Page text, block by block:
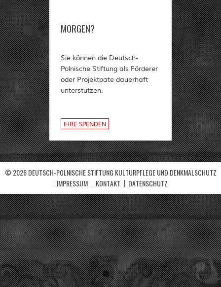
© 2026 DEUTSCH-POLNISCHE STIFTUNG KULTURPFLEGE UND DENKMALSCHUTZ
IMPRESSUM
KONTAKT DATENSCHUTZ